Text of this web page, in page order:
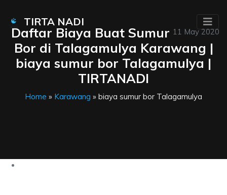
TIRTA NADI
11 May 2020
Daftar Biaya Buat Sumur
Bor di Talagamulya Karawang |
biaya sumur bor Talagamulya |
TIRTANADI
Home » Karawang » biaya sumur bor Talagamulya